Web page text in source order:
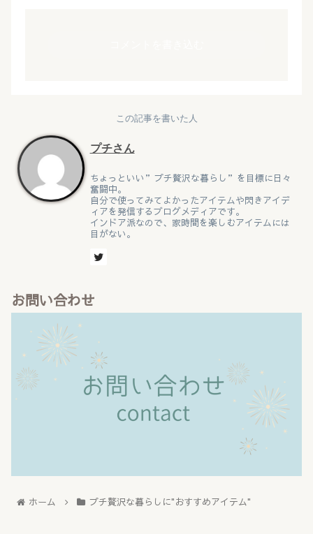
この記事を書いた人
プチさん
ちょっといい”プチ贅沢な暮らし”を目標に日々
奮闘中。
自分で使ってみてよかったアイテムや閃きアイデ
ィアを発信するブログメディアです。
インドア派なので、家時間を楽しむアイテムには
目がない。
お問い合わせ
ホーム プチ贅沢な暮らしに"おすすめアイテム"